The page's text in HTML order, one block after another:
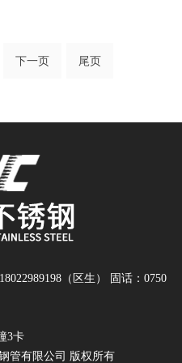
下一页 尾页
（区生） 固话：0750
3卡
管有限公司 版权所有